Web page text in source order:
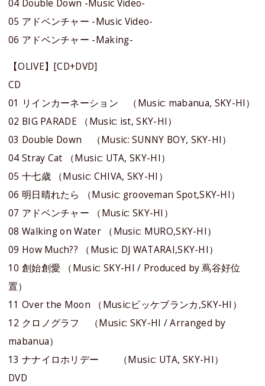
04 Double Down -Music Video-
05 アドベンチャー -Music Video-
06 アドベンチャー -Making-
【OLIVE】[CD+DVD]
CD
01 リインカーネーション （Music: mabanua, SKY-HI）
02 BIG PARADE （Music: ist, SKY-HI）
03 Double Down （Music: SUNNY BOY, SKY-HI）
04 Stray Cat （Music: UTA, SKY-HI）
05 十七歳 （Music: CHIVA, SKY-HI）
06 明日晴れたら （Music: grooveman Spot,SKY-HI）
07 アドベンチャー （Music: SKY-HI）
08 Walking on Water （Music: MURO,SKY-HI）
09 How Much?? （Music: DJ WATARAI,SKY-HI）
10 創始創愛 （Music: SKY-HI / Produced by 蔦谷好位
置）
11 Over the Moon （Music:ビッケブランカ,SKY-HI）
12 クロノグラフ （Music: SKY-HI / Arranged by
mabanua）
13 ナナイロホリデー （Music: UTA, SKY-HI）
DVD